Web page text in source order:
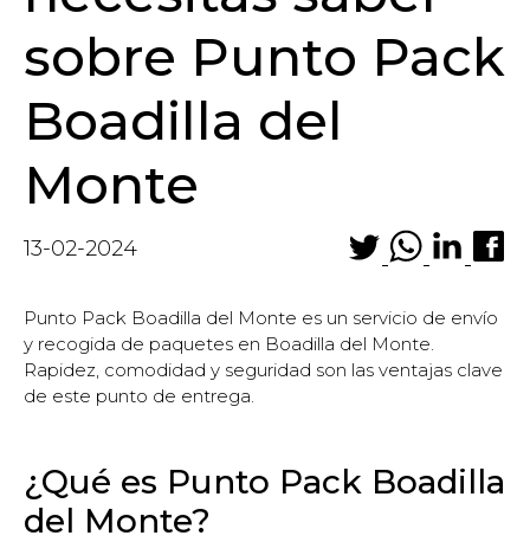
sobre Punto Pack
Boadilla del
Monte
13-02-2024
Punto Pack Boadilla del Monte es un servicio de envío
y recogida de paquetes en Boadilla del Monte.
Rapidez, comodidad y seguridad son las ventajas clave
de este punto de entrega.
¿Qué es Punto Pack Boadilla
del Monte?